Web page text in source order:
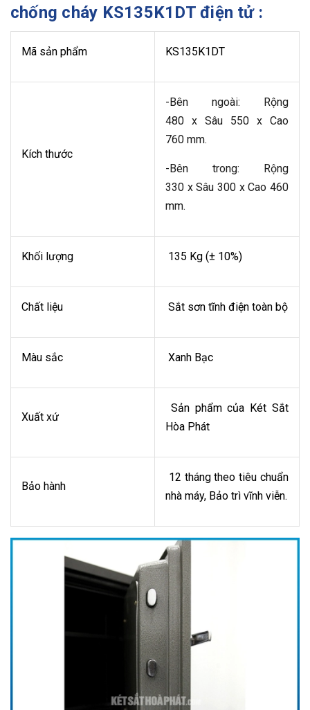
chống cháy KS135K1DT điện tử :
Mã sản phẩm KS135K1DT
Kích thước
-Bên ngoài: Rộng
480 x Sâu 550 x Cao
760 mm.
-Bên trong: Rộng
330 x Sâu 300 x Cao 460
mm.
Khối lượng 135 Kg (± 10%)
Chất liệu Sắt sơn tĩnh điện toàn bộ
Màu sắc Xanh Bạc
Xuất xứ
Sản phẩm của Két Sắt
Hòa Phát
Bảo hành
12 tháng theo tiêu chuẩn
nhà máy, Bảo trì vĩnh viễn.